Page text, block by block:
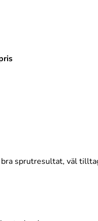
sprutresultat, väl